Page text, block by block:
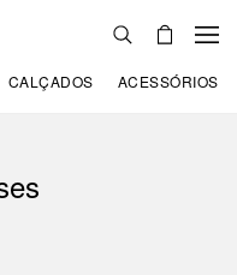
CALÇADOS ACESSÓRIOS